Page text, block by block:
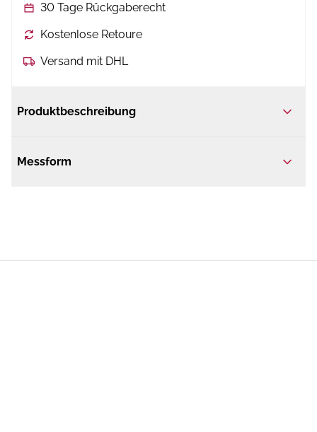
30 Tage Rückgaberecht
Kostenlose Retoure
Versand mit DHL
Produktbeschreibung
Messform